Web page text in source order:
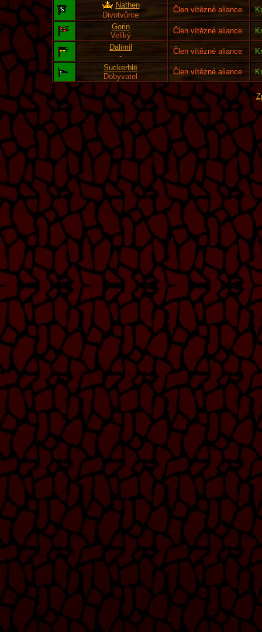
Nathen
Divotvůrce
Člen vítězné aliance
Gorin
Veliký
Člen vítězné aliance
Dalimil
-
Člen vítězné aliance
Suckerblë
Dobyvatel
Člen vítězné aliance